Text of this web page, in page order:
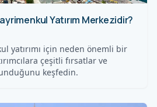
Yatırım Merkezidir?
yatırımı için neden önemli bir
çeşitli fırsatlar ve
keşfedin.